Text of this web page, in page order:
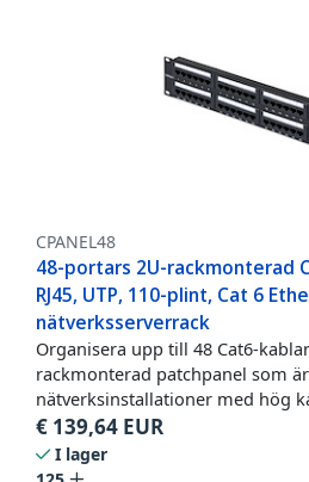
CPANEL48
48-portars 2U-rackmonterad
RJ45, UTP, 110-plint, Cat 6
nätverksserverrack
Organisera upp till 48 Cat6-
rackmonterad patchpanel som
nätverksinstallationer med hög
€ 139,64 EUR
I lager